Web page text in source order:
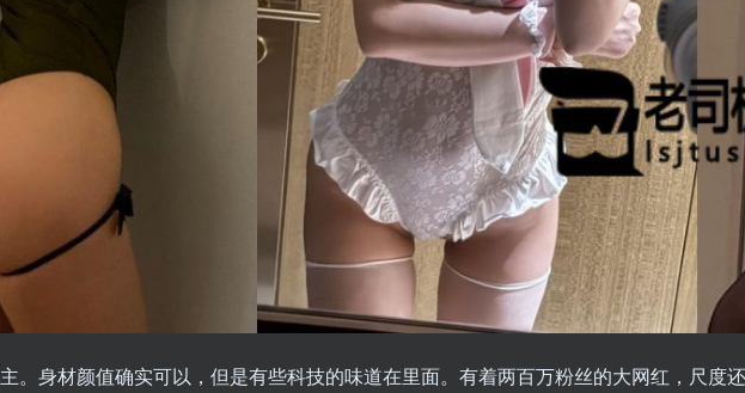
身材颜值确实可以，但是有些科技的味道在里面。有着两百万粉丝的大网红，尺度